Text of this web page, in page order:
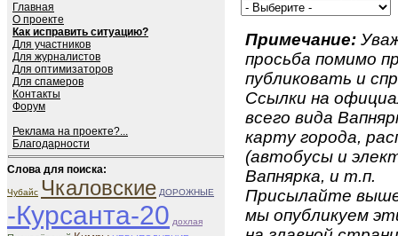
Главная
О проекте
Как исправить ситуацию?
Для участников
Для журналистов
Для оптимизаторов
Для спамеров
Контакты
Форум
Реклама на проекте?...
Благодарности
Слова для поиска:
Чубайс Чкаловские ДОРОЖНЫЕ
-Курсанта-20 дохлая
Примечание:
просьба помимо
публиковать и
Ссылки на
всего вида
карту города,
(автобусы и
Вапнярка, и т.п.
Присылайте
мы опубликуем